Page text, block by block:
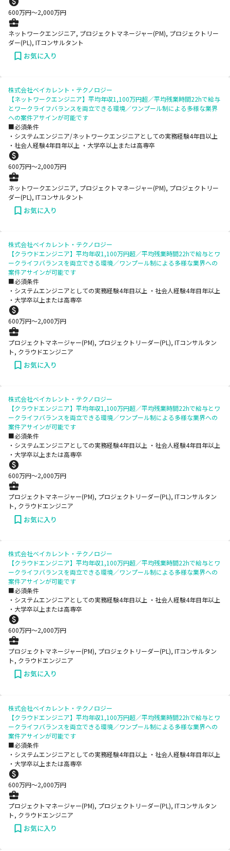
600万円〜2,000万円
ネットワークエンジニア, プロジェクトマネージャー(PM), プロジェクトリー
ダー(PL), ITコンサルタント
お気に入り
株式会社ベイカレント・テクノロジー
【ネットワークエンジニア】平均年収1,100万円超／平均残業時間22hで給与
とワークライフバランスを両立できる環境／ワンプール制による多様な業界
への案件アサインが可能です
■必須条件
・システムエンジニア/ネットワークエンジニアとしての実務経験4年目以上
・社会人経験4年目年以上 ・大学卒以上または高専卒
600万円〜2,000万円
ネットワークエンジニア, プロジェクトマネージャー(PM), プロジェクトリー
ダー(PL), ITコンサルタント
お気に入り
株式会社ベイカレント・テクノロジー
【クラウドエンジニア】平均年収1,100万円超／平均残業時間22hで給与とワ
ークライフバランスを両立できる環境／ワンプール制による多様な業界への
案件アサインが可能です
■必須条件
・システムエンジニアとしての実務経験4年目以上 ・社会人経験4年目年以上
・大学卒以上または高専卒
600万円〜2,000万円
プロジェクトマネージャー(PM), プロジェクトリーダー(PL), ITコンサルタン
ト, クラウドエンジニア
お気に入り
株式会社ベイカレント・テクノロジー
【クラウドエンジニア】平均年収1,100万円超／平均残業時間22hで給与とワ
ークライフバランスを両立できる環境／ワンプール制による多様な業界への
案件アサインが可能です
■必須条件
・システムエンジニアとしての実務経験4年目以上 ・社会人経験4年目年以上
・大学卒以上または高専卒
600万円〜2,000万円
プロジェクトマネージャー(PM), プロジェクトリーダー(PL), ITコンサルタン
ト, クラウドエンジニア
お気に入り
株式会社ベイカレント・テクノロジー
【クラウドエンジニア】平均年収1,100万円超／平均残業時間22hで給与とワ
ークライフバランスを両立できる環境／ワンプール制による多様な業界への
案件アサインが可能です
■必須条件
・システムエンジニアとしての実務経験4年目以上 ・社会人経験4年目年以上
・大学卒以上または高専卒
600万円〜2,000万円
プロジェクトマネージャー(PM), プロジェクトリーダー(PL), ITコンサルタン
ト, クラウドエンジニア
お気に入り
株式会社ベイカレント・テクノロジー
【クラウドエンジニア】平均年収1,100万円超／平均残業時間22hで給与とワ
ークライフバランスを両立できる環境／ワンプール制による多様な業界への
案件アサインが可能です
■必須条件
・システムエンジニアとしての実務経験4年目以上 ・社会人経験4年目年以上
・大学卒以上または高専卒
600万円〜2,000万円
プロジェクトマネージャー(PM), プロジェクトリーダー(PL), ITコンサルタン
ト, クラウドエンジニア
お気に入り